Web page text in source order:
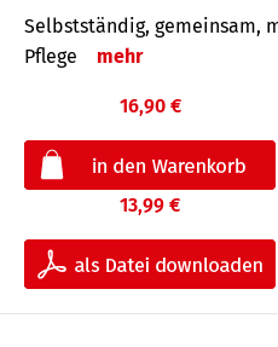
Selbstständig, gemeinsam,
Pflege
mehr
16,90 €
13,99 €